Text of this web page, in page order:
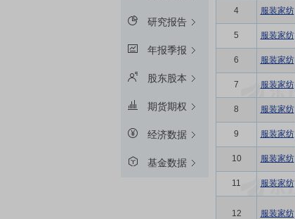
研究报告
年报季报
股东股本
期货期权
经济数据
基金数据
4 服装家纺
5 服装家纺
6 服装家纺
7 服装家纺
8 服装家纺
9 服装家纺
10 服装家纺
11 服装家纺
12 服装家纺